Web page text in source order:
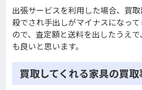
出張サービスを利用した場合、買
殺でされ手出しがマイナスになっ
ので、査定額と送料を出したうえ
も良いと思います。
買取してくれる家具の買取